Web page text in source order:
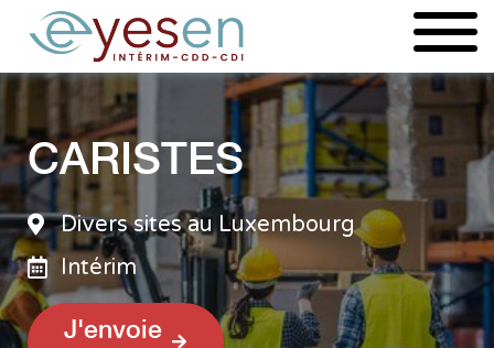
Aller
contenu
CARISTES
Divers sites au Luxembourg
Intérim
J'envoie